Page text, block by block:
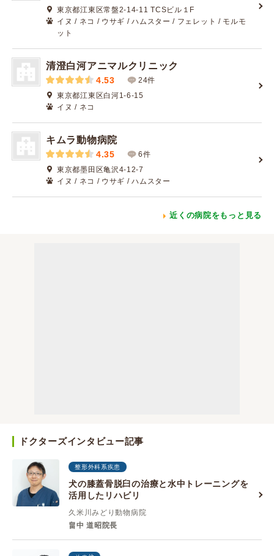
東京都江東区常盤2-14-11 TCSビル１F
イヌ / ネコ / ウサギ / ハムスター / フェレット / モルモ
ット
清澄白河アニマルクリニック
4.53
24件
東京都江東区白河1-6-15
イヌ / ネコ
キムラ動物病院
4.35
6件
東京都墨田区亀沢4-12-7
イヌ / ネコ / ウサギ / ハムスター
近くの病院をもっと見る
ドクターズインタビュー記事
整形外科系疾患
犬の膝蓋骨脱臼の治療と水中トレーニングを
活用したリハビリ
久米川みどり動物病院
畠中 道昭院長